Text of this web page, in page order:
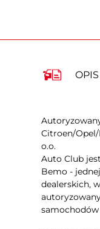
System
OPIS
Citroen/
o.o.
Auto Club
Bemo -
dealerskich,
samochodów